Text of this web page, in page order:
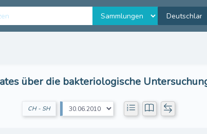
über die bakteriologische
CH - SH